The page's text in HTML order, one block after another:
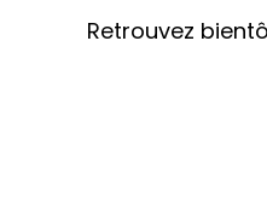
Retrouvez